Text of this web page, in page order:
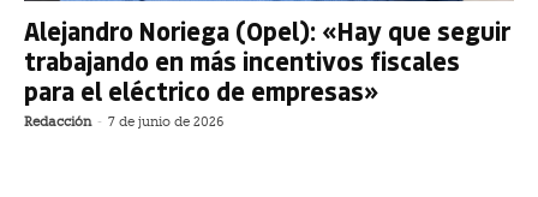
Alejandro Noriega (Opel): «Hay que seguir
trabajando en más incentivos fiscales
para el eléctrico de empresas»
Redacción - 7 de junio de 2026